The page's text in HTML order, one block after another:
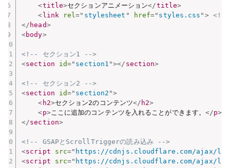
<title>セクションアニメーション</title>
<link rel=" stylesheet " href=" styles.css " > <!--
</ head>
<body>
<!-- セクション1 -->
<section id=" section1 "></ section>
<!-- セクション2 -->
<section id=" section2 ">
< h2>セクション2のコンテンツ</ h2>
<p>ここに追加のコンテンツを入れることができます。</p>
</section>
<!-- GSAPとScrollTriggerの読み込み -->
<script src=" https://cdnjs.cloudflare.com/ajax/
<script src=" https://cdnjs.cloudflare.com/ajax/